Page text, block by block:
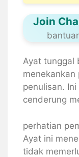
Join
Ayat tunggal
penulisan.
cenderung
perhatian
Ayat ini
tidak